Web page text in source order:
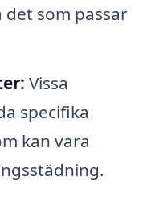
som passar
Vissa
specifika
kan vara